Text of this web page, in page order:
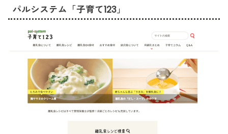
パルシステム「子育て123」